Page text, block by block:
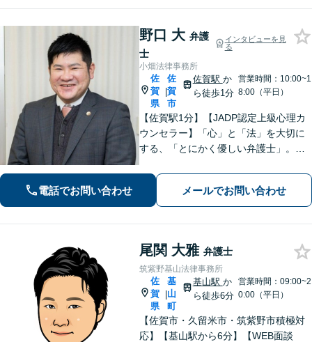
野口 大 弁護
士
インタビューを見
る
小畑法律事務所
佐
賀
県
|
佐
賀
市
佐賀駅 か
ら徒歩1分
営業時間：10:00~1
8:00（平日）
【佐賀駅1分】【JADP認定上級心理カ
ウンセラー】「心」と「法」を大切に
する、「とにかく優しい弁護士」。お
観点から解決策を精査してまいりま
す。刑事事件／離婚問題など多数の実
績あり【完全個室】
電話でお問い合わせ メールでお問い合わせ
尾関 大雅 弁護士
筑紫野基山法律事務所
佐
賀
県
|
基
山
町
基山駅 か
ら徒歩6分
営業時間：09:00~2
0:00（平日）
【佐賀市・久留米市・筑紫野市積極対
応】【基山駅から6分】【WEB面談